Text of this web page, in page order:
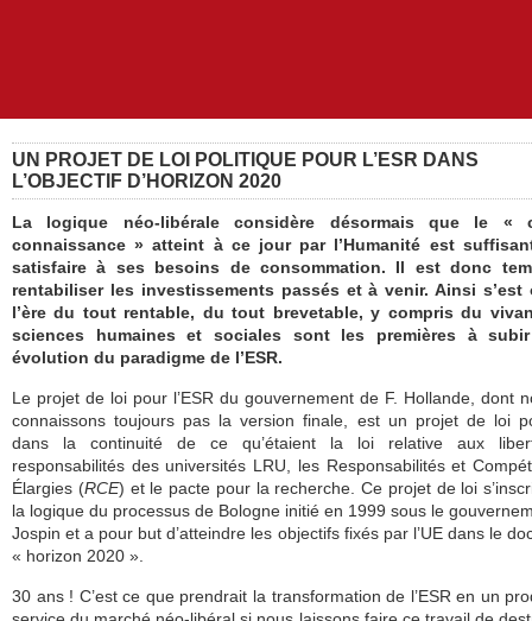
UN PROJET DE LOI POLITIQUE POUR L’ESR DANS
L’OBJECTIF D’HORIZON 2020
La logique néo-libérale considère désormais que le «
connaissance » atteint à ce jour par l’Humanité est
satisfaire à ses besoins de consommation. Il est donc
rentabiliser les investissements passés et à venir. Ainsi s’est
l’ère du tout rentable, du tout brevetable, y compris du
sciences humaines et sociales sont les premières à
évolution du paradigme de l’ESR.
Le projet de loi pour l’ESR du gouvernement de F. Hollande, dont
connaissons toujours pas la version finale, est un projet de loi
dans la continuité de ce qu’étaient la loi relative aux
responsabilités des universités LRU, les Responsabilités et
Élargies (RCE) et le pacte pour la recherche. Ce projet de loi
la logique du processus de Bologne initié en 1999 sous le
Jospin et a pour but d’atteindre les objectifs fixés par l’UE dans le
« horizon 2020 ».
30 ans ! C’est ce que prendrait la transformation de l’ESR en un